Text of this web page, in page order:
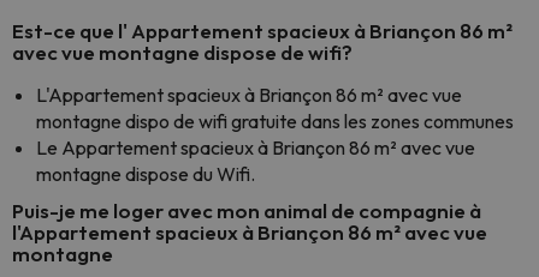
Est-ce que l' Appartement spacieux à Briançon 86 m²
avec vue montagne dispose de wifi?
L'Appartement spacieux à Briançon 86 m² avec vue
montagne dispo de wifi gratuite dans les zones communes
Le Appartement spacieux à Briançon 86 m² avec vue
montagne dispose du Wifi.
Puis-je me loger avec mon animal de compagnie à
l'Appartement spacieux à Briançon 86 m² avec vue
montagne